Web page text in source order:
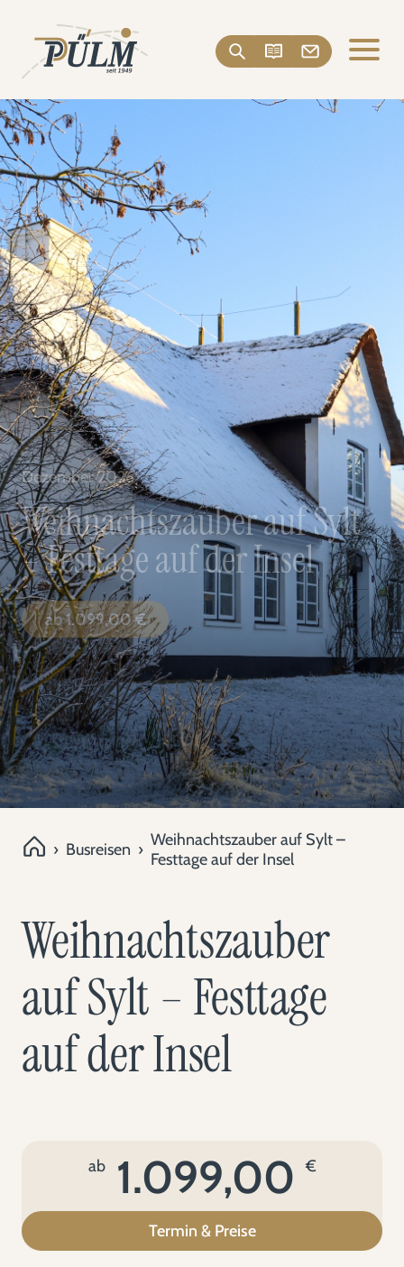
Dezember 2026
Weihnachtszauber auf Sylt
– Festtage auf der Insel
ab1.099,00€
› Busreisen › Weihnachtszauber auf Sylt –
Festtage auf der Insel
Weihnachtszauber
auf Sylt – Festtage
auf der Insel
ab 1.099,00 €
Termin & Preise